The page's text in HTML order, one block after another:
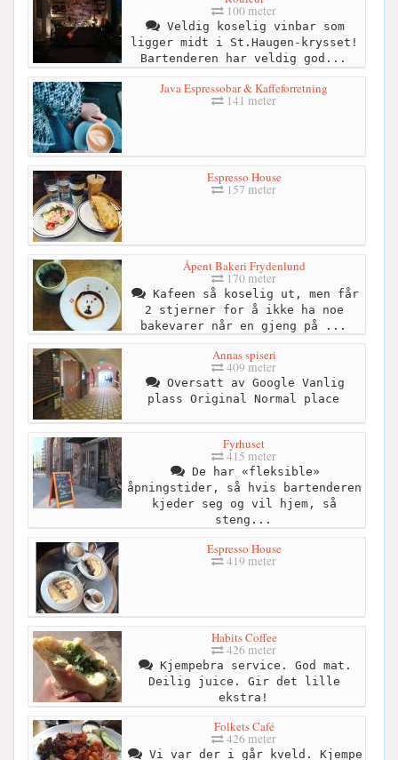
100 meter
Veldig koselig vinbar som
ligger midt i St.Haugen-krysset!
Bartenderen har veldig god...
Java Espressobar & Kaffeforretning
141 meter
Espresso House
157 meter
Åpent Bakeri Frydenlund
170 meter
Kafeen så koselig ut, men får
2 stjerner for å ikke ha noe
bakevarer når en gjeng på ...
Annas spiseri
409 meter
Oversatt av Google Vanlig
plass Original Normal place
Fyrhuset
415 meter
De har «fleksible»
åpningstider, så hvis bartenderen
kjeder seg og vil hjem, så
steng...
Espresso House
419 meter
Habits Coffee
426 meter
Kjempebra service. God mat.
Deilig juice. Gir det lille
ekstra!
Folkets Café
426 meter
Vi var der i går kveld. Kjempe